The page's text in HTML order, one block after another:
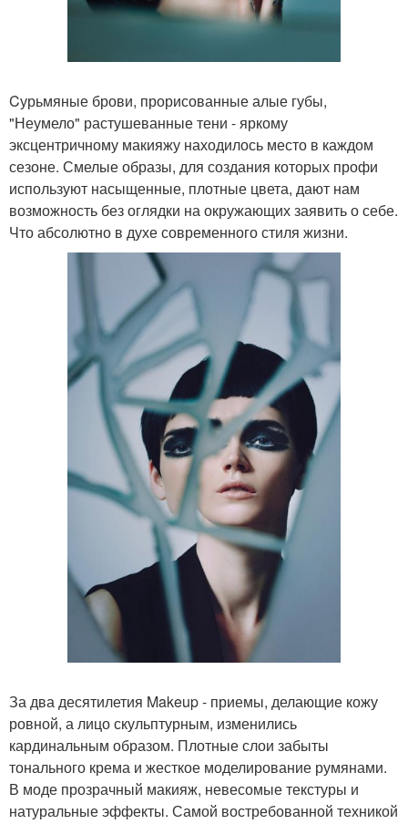
Cурьмяные брови, прорисованные алые губы,
"Неумело" растушеванные тени - яркому
эксцентричному макияжу находилось место в каждом
сезоне. Смелые образы, для создания которых профи
используют насыщенные, плотные цвета, дают нам
возможность без оглядки на окружающих заявить о себе.
Что абсолютно в духе современного стиля жизни.
За два десятилетия Makeup - приемы, делающие кожу
ровной, а лицо скульптурным, изменились
кардинальным образом. Плотные слои забыты
тонального крема и жесткое моделирование румянами.
В моде прозрачный макияж, невесомые текстуры и
натуральные эффекты. Самой востребованной техникой